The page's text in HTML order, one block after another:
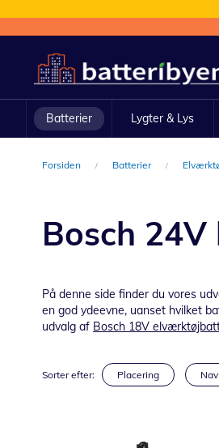
to
Content
Batterier Lygter & Lys
Forsiden Batterier
Bosch
På denne side finder du vores
en god ydeevne, uanset hvilket
udvalg af Bosch 18V
Sorter efter: Placering